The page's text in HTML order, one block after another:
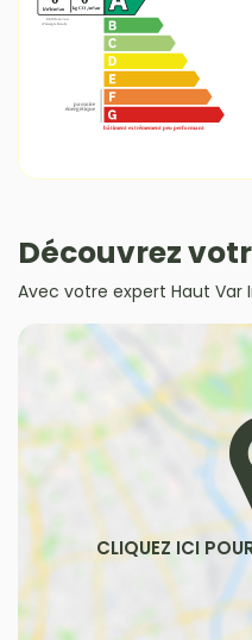
Découvrez
Avec votre expert Haut Var